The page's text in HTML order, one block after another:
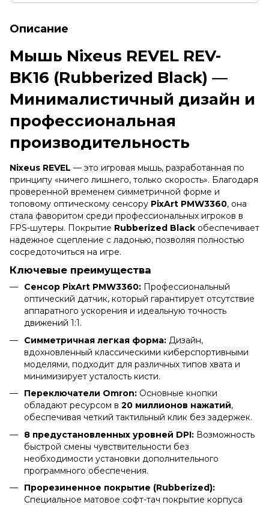
Описание
Мышь Nixeus REVEL REV-
BK16 (Rubberized Black) —
Минималистичный дизайн и
профессиональная
производительность
Nixeus REVEL — это игровая мышь, разработанная по
принципу «ничего лишнего, только скорость». Благодаря
проверенной временем симметричной форме и
топовому оптическому сенсору PixArt PMW3360, она
стала фаворитом среди профессиональных игроков в
FPS-шутеры. Покрытие Rubberized Black обеспечивает
надежное сцепление с ладонью, позволяя полностью
сосредоточиться на игре.
Ключевые преимущества
Сенсор PixArt PMW3360: Профессиональный
оптический датчик, который гарантирует отсутствие
аппаратного ускорения и идеальную точность
движений 1:1.
Симметричная легкая форма: Дизайн,
вдохновленный классическими киберспортивными
моделями, подходит для различных типов хвата и
минимизирует усталость кисти.
Переключатели Omron: Основные кнопки
обладают ресурсом в 20 миллионов нажатий,
обеспечивая четкий тактильный клик без задержек.
8 предустановленных уровней DPI: Возможность
быстрой смены чувствительности без
необходимости установки дополнительного
программного обеспечения.
Прорезиненное покрытие (Rubberized):
Специальное матовое софт-тач покрытие корпуса